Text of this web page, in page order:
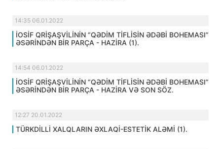
14:35 06.01.2022
İOSİF QRİŞAŞVİLİNİN “QƏDİM TİFLİSİN ƏDƏBİ BOHEMASI”
ƏSƏRİNDƏN BİR PARÇA - HAZİRA (1).
14:54 06.01.2022
İOSİF QRİŞAŞVİLİNİN “QƏDİM TİFLİSİN ƏDƏBİ BOHEMASI”
ƏSƏRİNDƏN BİR PARÇA - HAZİRA VƏ SON SÖZ.
12:27 20.01.2022
TÜRKDİLLİ XALQLARIN ƏXLAQİ-ESTETİK ALƏMİ (1).